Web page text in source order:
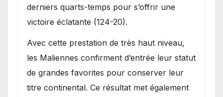
derniers quarts-temps pour s’offrir une
victoire éclatante (124-20).
Avec cette prestation de très haut niveau,
les Maliennes confirment d’entrée leur statut
de grandes favorites pour conserver leur
titre continental. Ce résultat met également